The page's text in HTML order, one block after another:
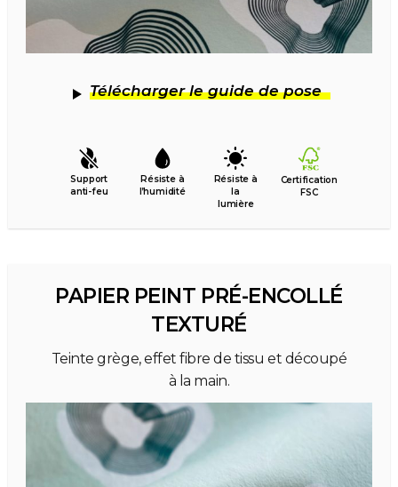
Télécharger le guide de pose
Support
anti-feu
Résiste à
l’humidité
Résiste à
la
lumière
Certification
FSC
PAPIER PEINT PRÉ-ENCOLLÉ
TEXTURÉ
Teinte grège, effet fibre de tissu et découpé
à la main.